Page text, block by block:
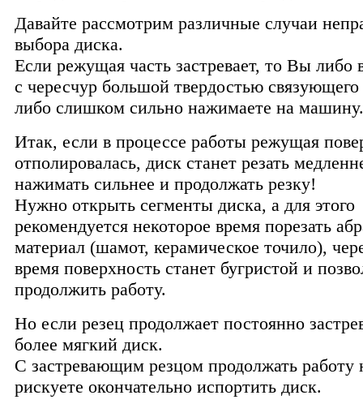
Давайте рассмотрим различные случаи
выбора диска.
Если режущая часть застревает, то Вы либо
с чересчур большой твердостью
либо слишком сильно нажимаете на машину.
Итак, если в процессе работы режущая
отполировалась, диск станет резать
нажимать сильнее и продолжать резку!
Нужно открыть сегменты диска, а для этого
рекомендуется некоторое время порезать
материал (шамот, керамическое точило),
время поверхность станет бугристой и
продолжить работу.
Но если резец продолжает постоянно
более мягкий диск.
С застревающим резцом продолжать работу
рискуете окончательно испортить диск.